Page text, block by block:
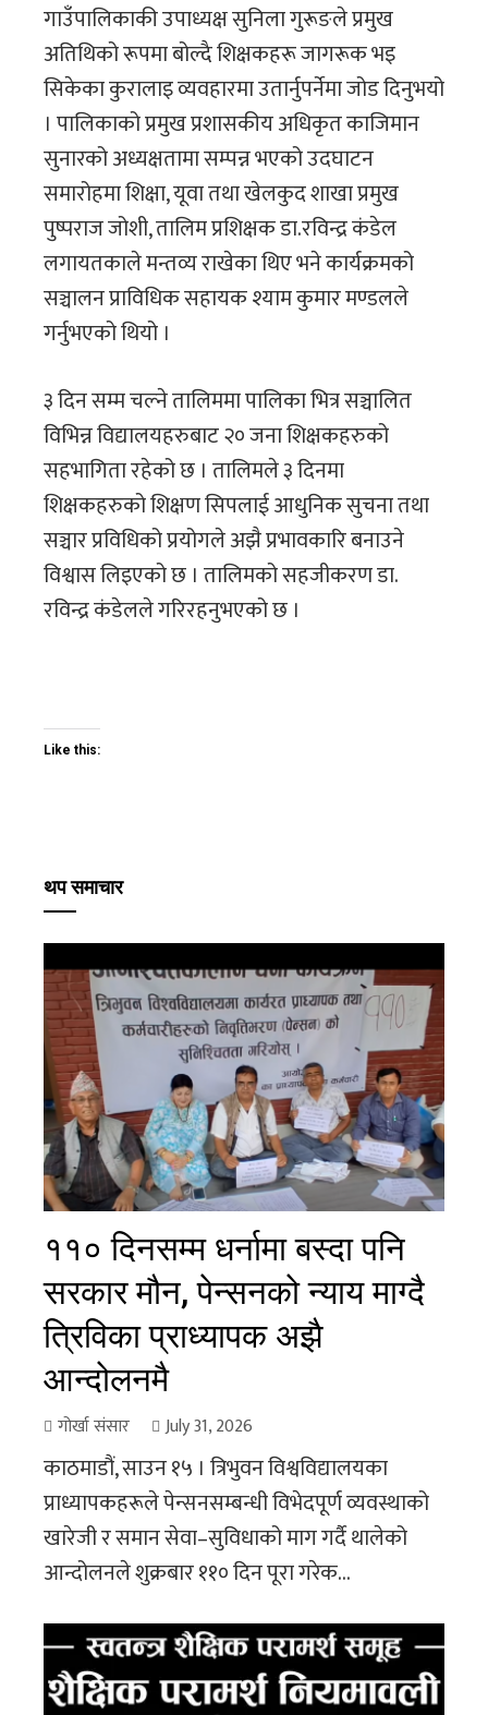
गाउँपालिकाकी उपाध्यक्ष सुनिला गुरूङले प्रमुख
अतिथिको रूपमा बोल्दै शिक्षकहरू जागरूक भइ
सिकेका कुरालाइ व्यवहारमा उतार्नुपर्नेमा जोड दिनुभयो
। पालिकाको प्रमुख प्रशासकीय अधिकृत काजिमान
सुनारको अध्यक्षतामा सम्पन्न भएको उदघाटन
समारोहमा शिक्षा, यूवा तथा खेलकुद शाखा प्रमुख
पुष्पराज जोशी, तालिम प्रशिक्षक डा.रविन्द्र कंडेल
लगायतकाले मन्तव्य राखेका थिए भने कार्यक्रमको
सञ्चालन प्राविधिक सहायक श्याम कुमार मण्डलले
गर्नुभएको थियो ।
३ दिन सम्म चल्ने तालिममा पालिका भित्र सञ्चालित
विभिन्न विद्यालयहरुबाट २० जना शिक्षकहरुको
सहभागिता रहेको छ । तालिमले ३ दिनमा
शिक्षकहरुको शिक्षण सिपलाई आधुनिक सुचना तथा
सञ्चार प्रविधिको प्रयोगले अझै प्रभावकारि बनाउने
विश्वास लिइएको छ । तालिमको सहजीकरण डा.
रविन्द्र कंडेलले गरिरहनुभएको छ ।
Like this:
थप समाचार
११० दिनसम्म धर्नामा बस्दा पनि
सरकार मौन, पेन्सनको न्याय माग्दै
त्रिविका प्राध्यापक अझै
आन्दोलनमै
गोर्खा संसार July 31, 2026
काठमाडौं, साउन १५ । त्रिभुवन विश्वविद्यालयका
प्राध्यापकहरूले पेन्सनसम्बन्धी विभेदपूर्ण व्यवस्थाको
खारेजी र समान सेवा–सुविधाको माग गर्दै थालेको
आन्दोलनले शुक्रबार ११० दिन पूरा गरेक...